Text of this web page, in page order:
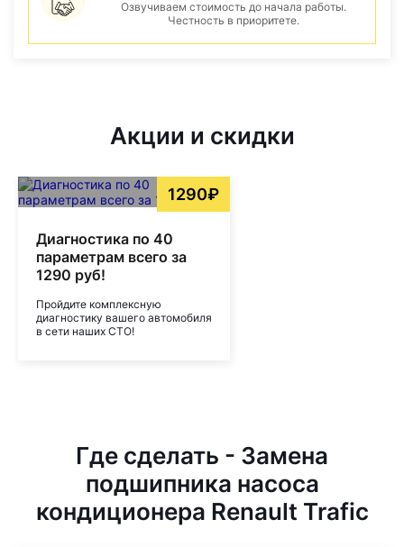
Озвучиваем стоимость до начала работы.
Честность в приоритете.
Акции и скидки
1290₽
Диагностика по 40
параметрам всего за
1290 руб!
Пройдите комплексную
диагностику вашего автомобиля
в сети наших СТО!
Где сделать - Замена
подшипника насоса
кондиционера Renault Trafic